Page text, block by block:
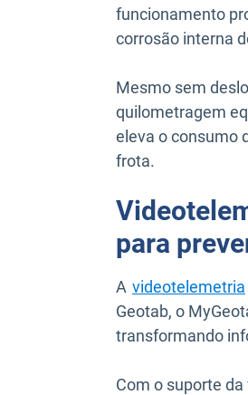
funcionamento
corrosão interna
Mesmo sem
quilometragem
eleva o consumo
frota.
para
A videotelemetria
Geotab, o
transformando
Com o suporte